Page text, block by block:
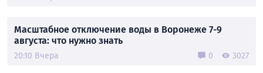
Масштабное отключение воды в Воронеже 7-9
августа: что нужно знать
20:10 Вчера 0 3027